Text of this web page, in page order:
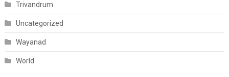
Trivandrum
Uncategorized
Wayanad
World